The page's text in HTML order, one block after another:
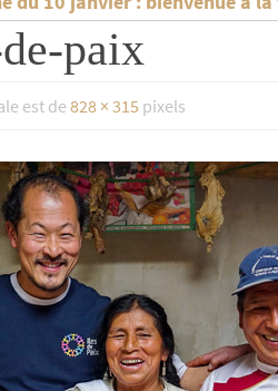
paix
est de 828 × 315 pixels